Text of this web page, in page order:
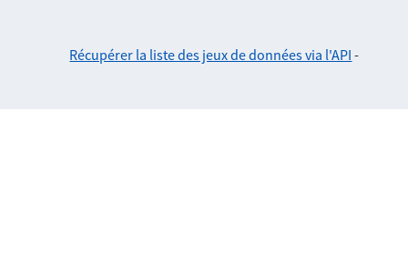
Récupérer la liste des jeux de données via l'API -